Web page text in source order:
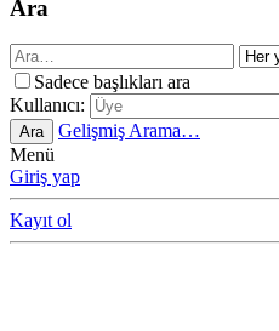
Ara
Sadece başlıkları ara
Kullanıcı:
Ara
Gelişmiş Arama…
Menü
Giriş yap
Kayıt ol